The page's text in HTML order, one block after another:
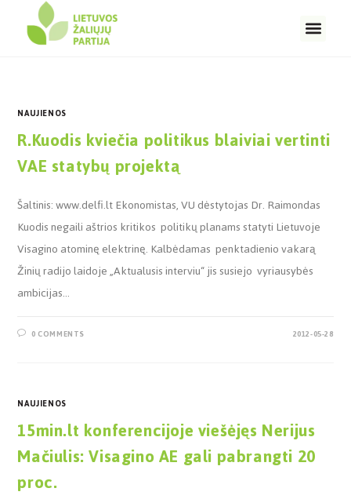
NAUJIENOS
R.Kuodis kviečia politikus blaiviai vertinti
VAE statybų projektą
Šaltinis: www.delfi.lt Ekonomistas, VU dėstytojas Dr. Raimondas
Kuodis negaili aštrios kritikos politikų planams statyti Lietuvoje
Visagino atominę elektrinę. Kalbėdamas penktadienio vakarą
Žinių radijo laidoje „Aktualusis interviu“ jis susiejo vyriausybės
ambicijas…
0 COMMENTS 2012-05-28
NAUJIENOS
15min.lt konferencijoje viešėjęs Nerijus
Mačiulis: Visagino AE gali pabrangti 20
proc.